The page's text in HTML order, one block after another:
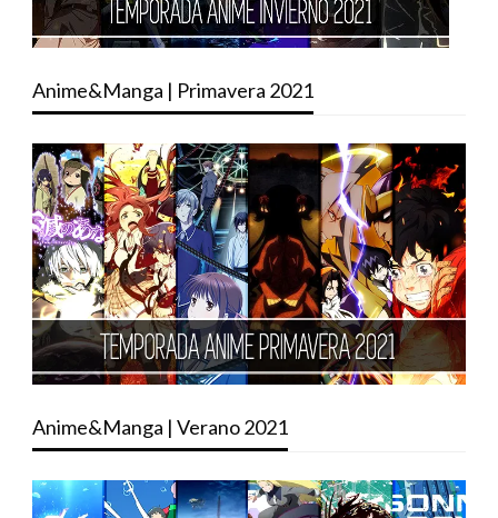
Anime&Manga | Primavera 2021
Anime&Manga | Verano 2021